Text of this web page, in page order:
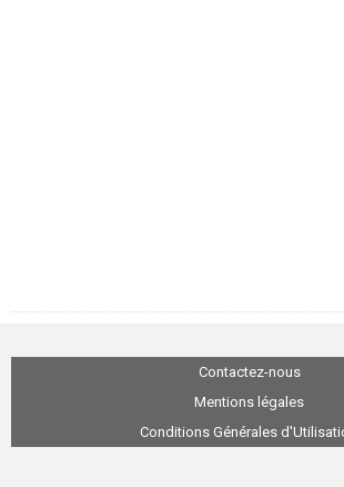
Contactez-nous
Mentions légales
Conditions Générales